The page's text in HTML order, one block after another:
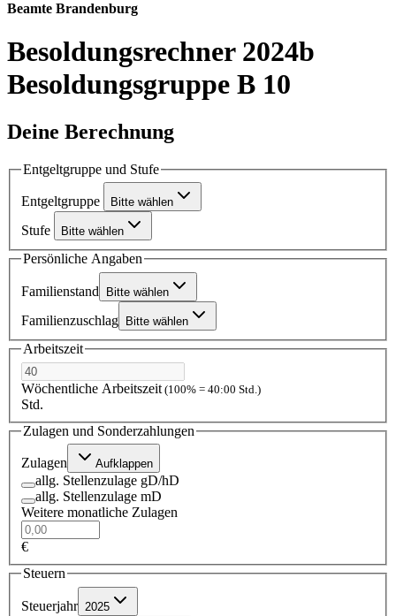
Beamte Brandenburg
Besoldungsrechner 2024b
Besoldungsgruppe B 10
Deine Berechnung
Entgeltgruppe und Stufe
Entgeltgruppe Bitte wählen
Stufe Bitte wählen
Persönliche Angaben
Familienstand Bitte wählen
Familienzuschlag Bitte wählen
Arbeitszeit
Wöchentliche Arbeitszeit (100% = 40:00 Std.)
Std.
Zulagen und Sonderzahlungen
Zulagen Aufklappen
allg. Stellenzulage gD/hD
allg. Stellenzulage mD
Weitere monatliche Zulagen
€
Steuern
Steuerjahr 2025